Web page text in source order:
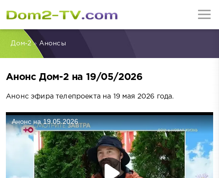
Дом-2» Анонсы
Анонс Дом-2 на 19/05/2026
Анонс эфира телепроекта на 19 мая 2026 года.